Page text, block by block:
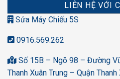
LIÊN HỆ VỚI
Sửa Máy Chiếu 5S
0916.569.262
Số 15B – Ngõ 98 – Đường
Thanh Xuân Trung – Quận